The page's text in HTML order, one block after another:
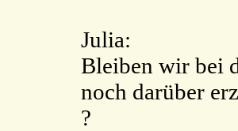
Julia:
Bleiben wir bei
noch darüber
?